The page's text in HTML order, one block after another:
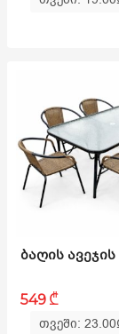
549 ₾
თვეში: 23.00